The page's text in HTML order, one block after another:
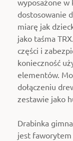
dostosowanie
miarę jak
jako taśma
części i
konieczność
elementów.
dołączeniu
zestawie jako
Drabinka
jest faworytem